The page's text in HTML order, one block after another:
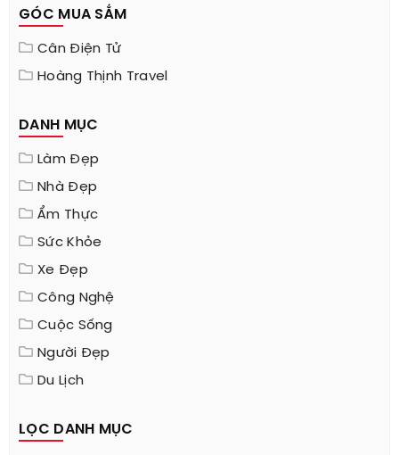
GÓC MUA SẮM
Cân Điện Tử
Hoàng Thịnh Travel
DANH MỤC
Làm Đẹp
Nhà Đẹp
Ẩm Thực
Sức Khỏe
Xe Đẹp
Công Nghệ
Cuộc Sống
Người Đẹp
Du Lịch
LỌC DANH MỤC